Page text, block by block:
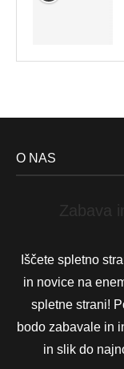
O NAS
Zabava
Iščete spletno
in novice na
spletne strani!
bodo zabavale in
in slik do